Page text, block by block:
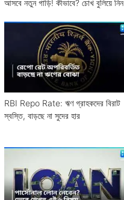
আসবে নতুন গাড়ি! কীভাবে? চোখ বুলিয়ে নিন
RBI Repo Rate: ঋণ গ্রাহকদের বিরাট
স্বস্তি, বাড়ছে না সুদের হার